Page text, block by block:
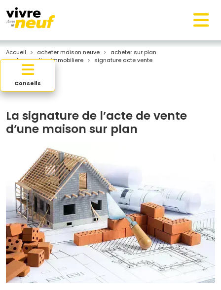
Accueil acheter maison neuve
acheter sur plan
transaction immobiliere
signature acte vente
La signature de l’acte de vente
d’une maison sur plan
Conseils